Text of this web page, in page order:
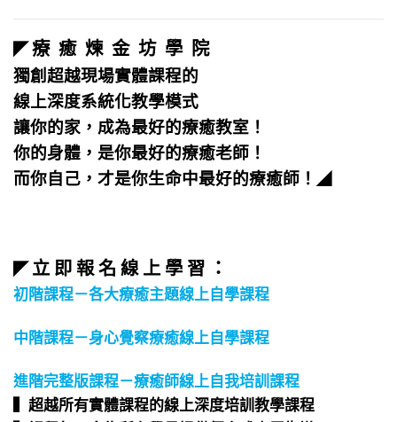
◤療 癒 煉 金 坊 學 院
獨創超越現場實體課程的
線上深度系統化教學模式
讓你的家，成為最好的療癒教室！
你的身體，是你最好的療癒老師！
而你自己，才是你生命中最好的療癒師！ ◢
◤立 即 報 名 線 上 學 習 ：
初階課程－各大療癒主題線上自學課程
中階課程－身心覺察療癒線上自學課程
進階完整版課程－療癒師線上自我培訓課程
▍超越所有實體課程的線上深度培訓教學課程​